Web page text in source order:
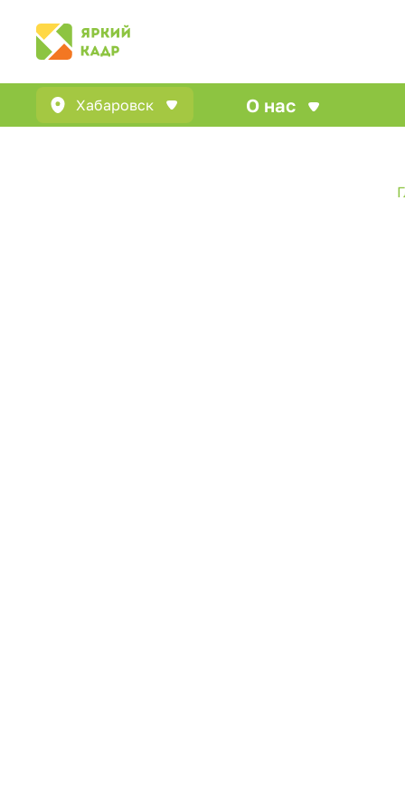
Хабаровск О нас